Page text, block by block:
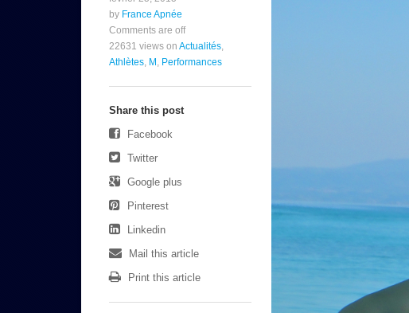
by France Apnée
Comments are off
22631 views on Actualités,
Athlètes, M , Performances
Share this post
Facebook
Twitter
Google plus
Pinterest
Linkedin
Mail this article
Print this article